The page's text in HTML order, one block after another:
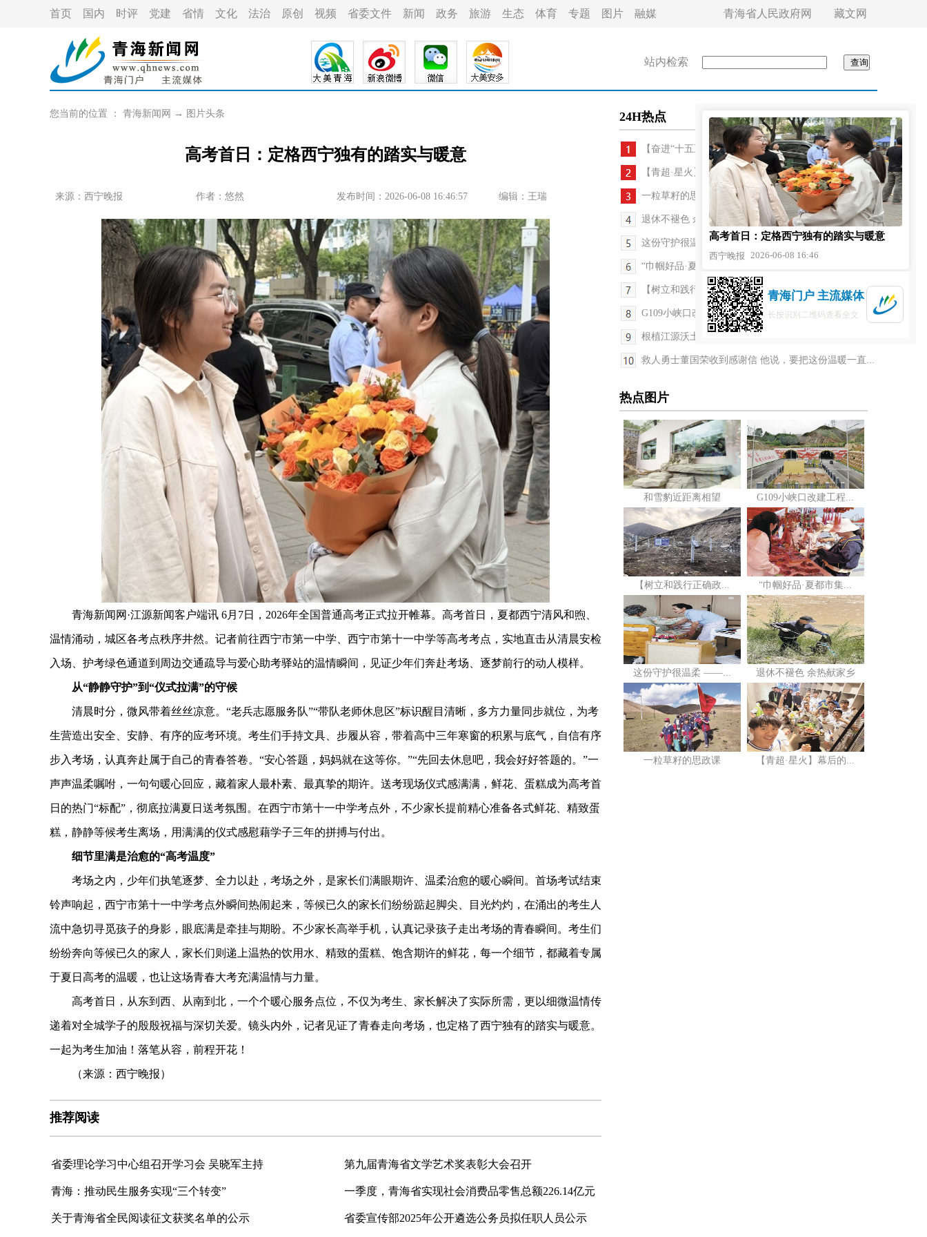
首页 国内 时评 党建 省情 文化 法治 原创 视频 省委文件 新闻 政务 旅游 生态 体育 专题 图片 融媒 青海省人民政府网 藏文网
站内检索
您当前的位置 ： 青海新闻网 → 图片头条
高考首日：定格西宁独有的踏实与暖意
来源：西宁晚报 作者： 悠然 发布时间：2026-06-08 16:46:57 编辑：王瑞
青海新闻网·江源新闻客户端讯 6月7日，2026年全国普通高考正式拉开帷幕。高考首日，夏都西宁清风和煦、
温情涌动，城区各考点秩序井然。记者前往西宁市第一中学、西宁市第十一中学等高考考点，实地直击从清晨安检
入场、护考绿色通道到周边交通疏导与爱心助考驿站的温情瞬间，见证少年们奔赴考场、逐梦前行的动人模样。
从“静静守护”到“仪式拉满”的守候
清晨时分，微风带着丝丝凉意。“老兵志愿服务队”“带队老师休息区”标识醒目清晰，多方力量同步就位，为考
生营造出安全、安静、有序的应考环境。考生们手持文具、步履从容，带着高中三年寒窗的积累与底气，自信有序
步入考场，认真奔赴属于自己的青春答卷。“安心答题，妈妈就在这等你。”“先回去休息吧，我会好好答题的。”一
声声温柔嘱咐，一句句暖心回应，藏着家人最朴素、最真挚的期许。送考现场仪式感满满，鲜花、蛋糕成为高考首
日的热门“标配”，彻底拉满夏日送考氛围。在西宁市第十一中学考点外，不少家长提前精心准备各式鲜花、精致蛋
糕，静静等候考生离场，用满满的仪式感慰藉学子三年的拼搏与付出。
细节里满是治愈的“高考温度”
考场之内，少年们执笔逐梦、全力以赴，考场之外，是家长们满眼期许、温柔治愈的暖心瞬间。首场考试结束
铃声响起，西宁市第十一中学考点外瞬间热闹起来，等候已久的家长们纷纷踮起脚尖、目光灼灼，在涌出的考生人
流中急切寻觅孩子的身影，眼底满是牵挂与期盼。不少家长高举手机，认真记录孩子走出考场的青春瞬间。考生们
纷纷奔向等候已久的家人，家长们则递上温热的饮用水、精致的蛋糕、饱含期许的鲜花，每一个细节，都藏着专属
于夏日高考的温暖，也让这场青春大考充满温情与力量。
高考首日，从东到西、从南到北，一个个暖心服务点位，不仅为考生、家长解决了实际所需，更以细微温情传
递着对全城学子的殷殷祝福与深切关爱。镜头内外，记者见证了青春走向考场，也定格了西宁独有的踏实与暖意。
一起为考生加油！落笔从容，前程开花！
（来源：西宁晚报）
推荐阅读
省委理论学习中心组召开学习会 吴晓军主持 第九届青海省文学艺术奖表彰大会召开
青海：推动民生服务实现“三个转变” 一季度，青海省实现社会消费品零售总额226.14亿元
关于青海省全民阅读征文获奖名单的公示 省委宣传部2025年公开遴选公务员拟任职人员公示
24H热点
【奋进“十五五”·真抓实干谱新篇】新政松绑赋...
【青超·星火】幕后的“隐形战队”：没有他们 就没...
一粒草籽的思政课
退休不褪色 余热献家乡
这份守护很温柔 ——2026年度青海省养老护理员大赛...
“巾帼好品·夏都市集” 端午非遗集活动举办
【树立和践行正确政绩观】清淤泥、净水源，守好村...
G109小峡口改建工程正式通车 西宁海东“半小时通勤...
根植江源沃土 谱写文艺新篇——第九届青海省文学艺...
救人勇士董国荣收到感谢信 他说，要把这份温暖一直...
热点图片
和雪豹近距离相望 G109小峡口改建工程...
【树立和践行正确政... “巾帼好品·夏都市集...
这份守护很温柔 ——... 退休不褪色 余热献家乡
一粒草籽的思政课 【青超·星火】幕后的...
高考首日：定格西宁独有的踏实与暖意
西宁晚报 2026-06-08 16:46
青海门户 主流媒体
长按识别二维码查看全文